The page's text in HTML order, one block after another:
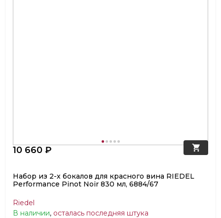
10 660 ₽
Набор из 2-х бокалов для красного вина RIEDEL
Performance Pinot Noir 830 мл, 6884/67
Riedel
В наличии, осталась последняя штука